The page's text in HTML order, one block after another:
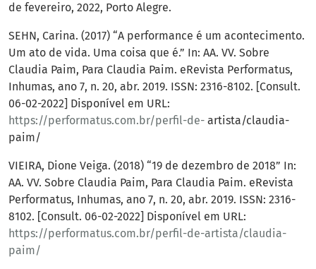
de fevereiro, 2022, Porto Alegre.
SEHN, Carina. (2017) “A performance é um acontecimento.
Um ato de vida. Uma coisa que é.” In: AA. VV. Sobre
Claudia Paim, Para Claudia Paim. eRevista Performatus,
Inhumas, ano 7, n. 20, abr. 2019. ISSN: 2316-8102. [Consult.
06-02-2022] Disponível em URL:
https://performatus.com.br/perfil-de- artista/claudia-
paim/
VIEIRA, Dione Veiga. (2018) “19 de dezembro de 2018” In:
AA. VV. Sobre Claudia Paim, Para Claudia Paim. eRevista
Performatus, Inhumas, ano 7, n. 20, abr. 2019. ISSN: 2316-
8102. [Consult. 06-02-2022] Disponível em URL:
https://performatus.com.br/perfil-de-artista/claudia-
paim/